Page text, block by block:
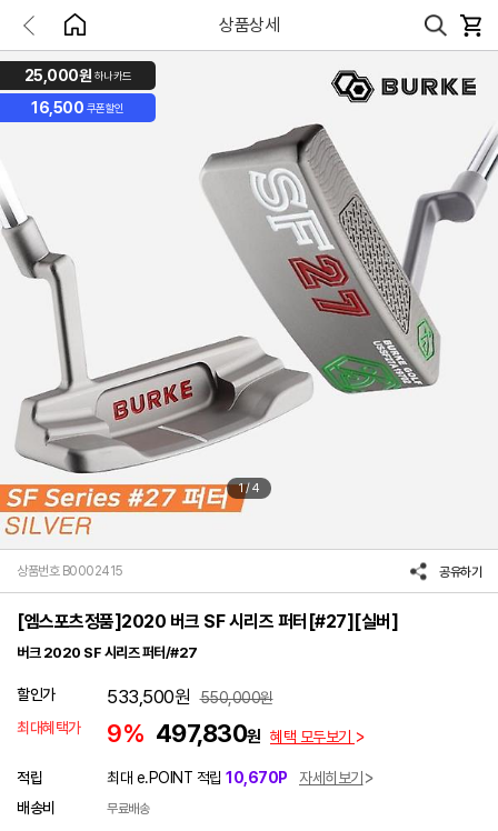
상품상세
25,000원 하나카드
16,500 쿠폰할인
1/4
상품번호 B0002415 공유하기
[엠스포츠정품]2020 버크 SF 시리즈 퍼터[#27][실버]
버크 2020 SF 시리즈 퍼터/#27
할인가 533,500원 550,000원
최대혜택가
9% 497,830원 혜택 모두보기
적립 최대 e.POINT 적립 10,670P
자세히보기
배송비
무료배송